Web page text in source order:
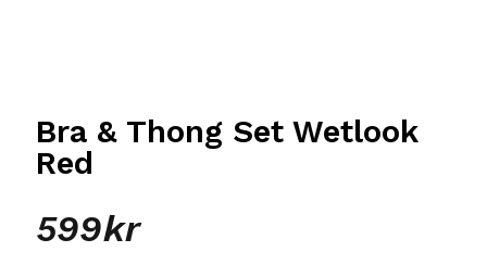
Bra & Thong Set Wetlook
Red
599kr